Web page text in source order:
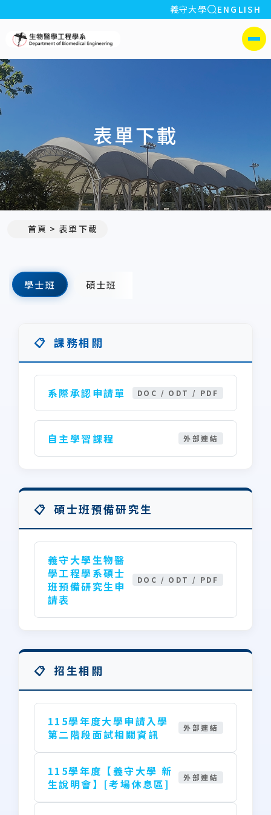
:::
義守大學 全站搜索
ENGLISH
側選單
表單下載
首頁 表單下載
學士班 碩士班
課務相關
系際承認申請單 DOC / ODT / PDF
自主學習課程 外部連結
碩士班預備研究生
義守大學生物醫
學工程學系碩士
班預備研究生申
請表
DOC / ODT / PDF
招生相關
115學年度大學申請入學
第二階段面試相關資訊
外部連結
115學年度【義守大學 新
生說明會】[考場休息區]
外部連結